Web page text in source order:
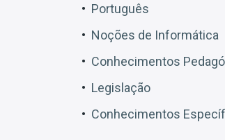
Português
Noções de Informática
Conhecimentos
Legislação
Conhecimentos